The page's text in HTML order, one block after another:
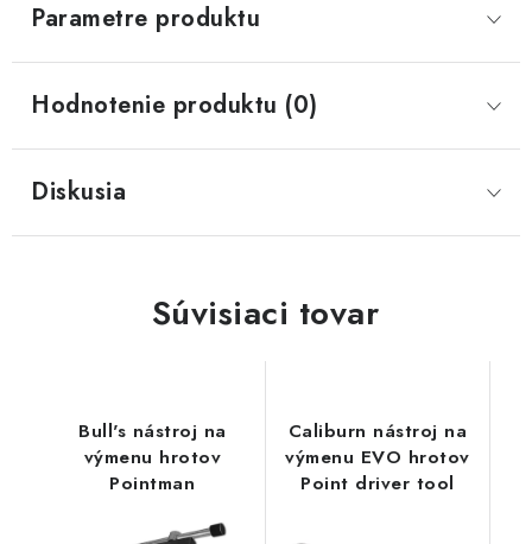
Parametre produktu
Hodnotenie produktu (0)
Diskusia
Súvisiaci tovar
Bull's nástroj na
výmenu hrotov
Pointman
Caliburn nástroj na
výmenu EVO hrotov
Point driver tool